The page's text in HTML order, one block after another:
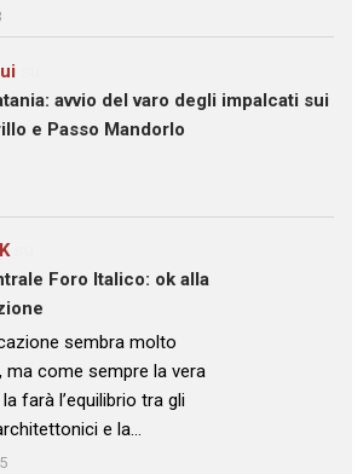
avvio del varo degli impalcati sui
e Passo Mandorlo
su
Foro Italico: ok alla
sembra molto
ma come sempre la vera
farà l’equilibrio tra gli
e la…